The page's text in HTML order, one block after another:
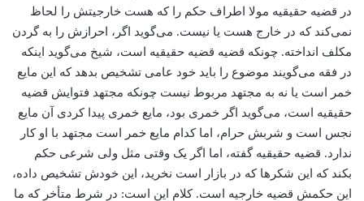
در قضیه حقیقیه مولا اطراف حکم را که هست خارجیتش را لحاظ
نمی‌کند که در خارج هست یا نیست. می‌‌گوید اگر، احرازش را به گردن
مکلف انداخته. چونکه قضیه قضیه حقیقیه است، ‌شیخ می‌‌گوید اینکه
در فقه می‌‌گویند موضوع را باید خود عامی تشخیص بدهد که این مایع
خمر است یا نه به مجتهد مربوط نیست چونکه مجتهد فتوایش قضیه
حقیقیه است، می‌‌گوید اگر خمری بود، ‌مایع خمری پیدا کردی آن مایع
نجس است و شربش حرام، اما کدام مایع خمر است مجتهد با او کار
ندارد. قضیه حقیقیه گفته، اما اگر یک وقتی مثل ولی شرعی حکم
بکند که این شکرها که در بازار است نخرید، این خودش تشخیص داده،
‌این حکمش قضیه خارجیه است. کلام این است: در شرط متأخر که ما